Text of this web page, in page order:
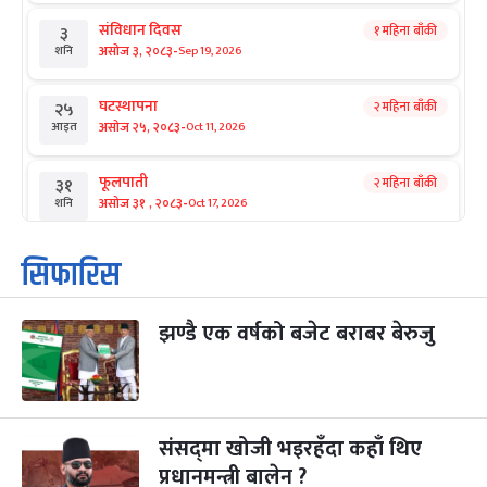
३
शनि
संविधान दिवस
असोज ३, २०८३-Sep 19, 2026
१ महिना बाँकी
२५
आइत
घटस्थापना
असोज २५, २०८३-Oct 11, 2026
२ महिना बाँकी
३१
शनि
फूलपाती
असोज ३१ , २०८३-Oct 17, 2026
२ महिना बाँकी
१
आइत
कार्तिक सङ्क्रान्ति
कार्तिक १, २०८३
३
मंगल
महानवमी
कार्तिक ३, २०८३
२ महिना बाँकी
४
कार्तिक ४, २०८३ Oct 21, 2026
सिफारिस
झण्डै एक वर्षको बजेट बराबर बेरुजु
संसद्‌मा खोजी भइरहँदा कहाँ थिए
प्रधानमन्त्री बालेन ?